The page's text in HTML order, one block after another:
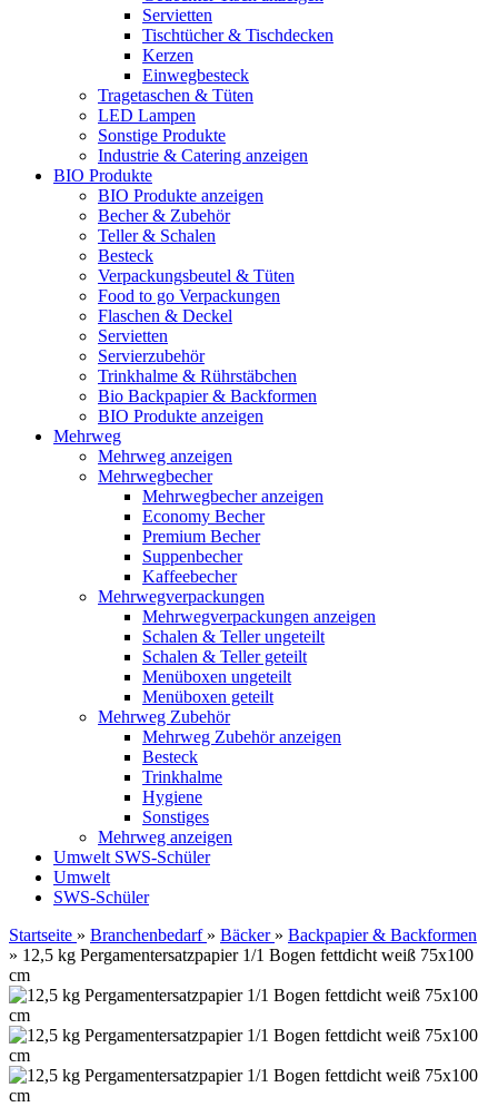
Servietten
Tischtücher & Tischdecken
Kerzen
Einwegbesteck
Tragetaschen & Tüten
LED Lampen
Sonstige Produkte
Industrie & Catering anzeigen
BIO Produkte
BIO Produkte anzeigen
Becher & Zubehör
Teller & Schalen
Besteck
Verpackungsbeutel & Tüten
Food to go Verpackungen
Flaschen & Deckel
Servietten
Servierzubehör
Trinkhalme & Rührstäbchen
Bio Backpapier & Backformen
BIO Produkte anzeigen
Mehrweg
Mehrweg anzeigen
Mehrwegbecher
Mehrwegbecher anzeigen
Economy Becher
Premium Becher
Suppenbecher
Kaffeebecher
Mehrwegverpackungen
Mehrwegverpackungen anzeigen
Schalen & Teller ungeteilt
Schalen & Teller geteilt
Menüboxen ungeteilt
Menüboxen geteilt
Mehrweg Zubehör
Mehrweg Zubehör anzeigen
Besteck
Trinkhalme
Hygiene
Sonstiges
Mehrweg anzeigen
Umwelt SWS-Schüler
Umwelt
SWS-Schüler
Startseite » Branchenbedarf » Bäcker » Backpapier & Backformen
» 12,5 kg Pergamentersatzpapier 1/1 Bogen fettdicht weiß 75x100
cm